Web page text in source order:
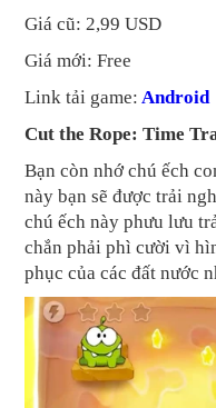
Giá cũ: 2,99 USD
Giá mới: Free
Link tải game: Android
Cut the Rope: Time
Bạn còn nhớ chú ếch
này bạn sẽ được trải
chú ếch này phưu lưu
chắn phải phì cười vì
phục của các đất nước